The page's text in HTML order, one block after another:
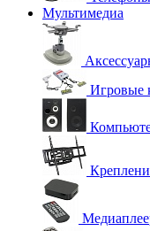
Мультимедиа
Игровые